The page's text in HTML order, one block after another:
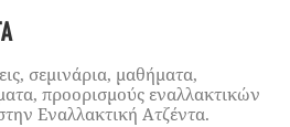
σεμινάρια, μαθήματα,
προορισμούς εναλλακτικών
Εναλλακτική Ατζέντα.